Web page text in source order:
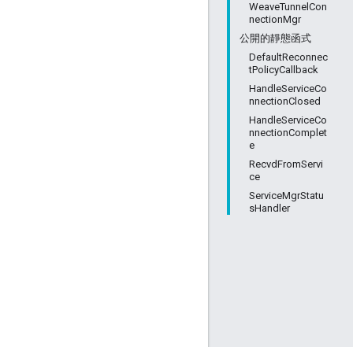
WeaveTunnelCon
nectionMgr
公開的靜態函式
DefaultReconnec
tPolicyCallback
HandleServiceCo
nnectionClosed
HandleServiceCo
nnectionComplet
e
RecvdFromServi
ce
ServiceMgrStatu
sHandler